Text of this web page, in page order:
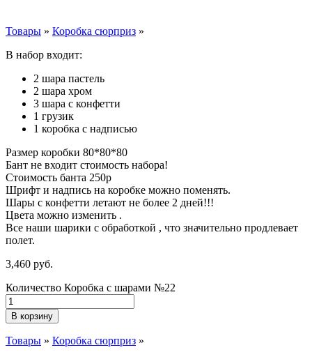
Товары » Коробка сюрприз »
В набор входит:
2 шара пастель
2 шара хром
3 шара с конфетти
1 грузик
1 коробка с надписью
Размер коробки 80*80*80
Бант не входит стоимость набора!
Стоимость банта 250р
Шрифт и надпись на коробке можно поменять.
Шары с конфетти летают не более 2 дней!!!
Цвета можно изменить .
Все наши шарики с обработкой , что значительно продлевает
полет.
3,460 руб.
Количество Коробка с шарами №22
В корзину
Товары » Коробка сюрприз »